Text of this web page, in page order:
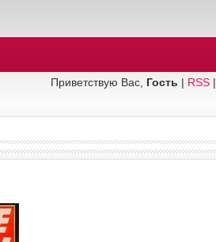
Приветствую Вас, Гость | RSS|